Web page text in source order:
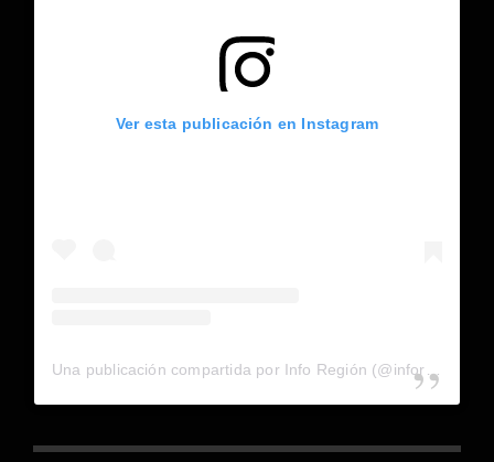
Ver esta publicación en Instagram
Una publicación compartida por Info Región (@inforegion_redes)